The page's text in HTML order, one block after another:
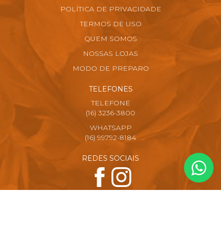
POLÍTICA DE PRIVACIDADE
TERMOS DE USO
QUEM SOMOS
NOSSAS LOJAS
MODO DE PREPARO
TELEFONES
TELEFONE
(16) 3236-3800
WHATSAPP
(16) 99792-8184
REDES SOCIAIS